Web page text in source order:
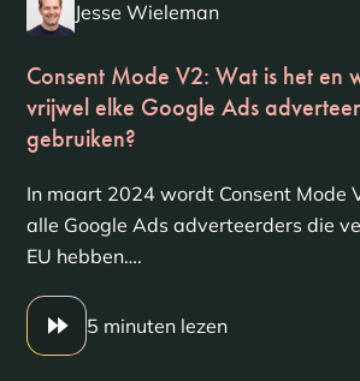
Jesse Wieleman
Consent Mode V2: Wat is het en
vrijwel elke Google Ads
gebruiken?
In maart 2024 wordt Consent Mode
alle Google Ads adverteerders die
EU hebben….
5 minuten lezen